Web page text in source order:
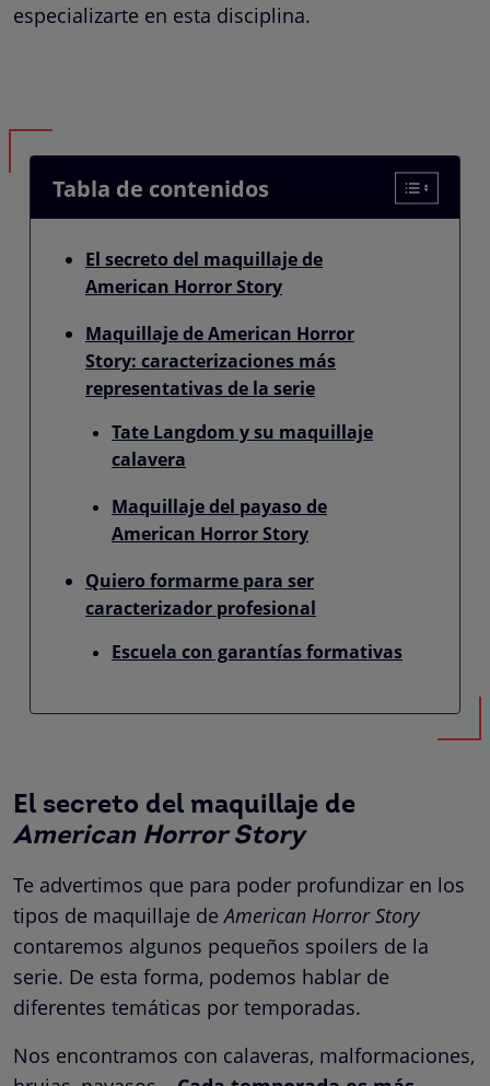
especializarte en esta disciplina.
Tabla de contenidos
El secreto del maquillaje de
American Horror Story
Maquillaje de American Horror
Story: caracterizaciones más
representativas de la serie
Tate Langdom y su maquillaje
calavera
Maquillaje del payaso de
American Horror Story
Quiero formarme para ser
caracterizador profesional
Escuela con garantías formativas
El secreto del maquillaje de
American Horror Story
Te advertimos que para poder profundizar en los
tipos de maquillaje deAmerican Horror Story
contaremos algunos pequeños spoilers de la
serie. De esta forma, podemos hablar de
diferentes temáticas por temporadas.
Nos encontramos con calaveras, malformaciones,